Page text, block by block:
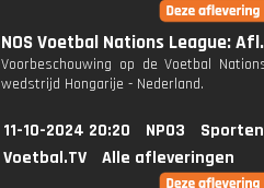
NOS Voetbal Nations League:
Voorbeschouwing op de Voetbal
wedstrijd Hongarije - Nederland.
11-10-2024 20:20 NPO3
Voetbal.TV
Alle afleveringen